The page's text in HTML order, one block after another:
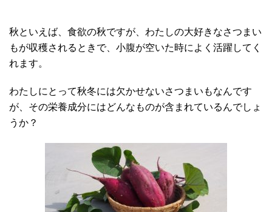
秋といえば、食欲の秋ですが、わたしの大好きなさつまい
もが収穫されるときで、小腹が空いた時によく活躍してく
れます。
わたしにとって秋冬には欠かせないさつまいもなんです
が、その栄養成分にはどんなものが含まれているんでしょ
うか？